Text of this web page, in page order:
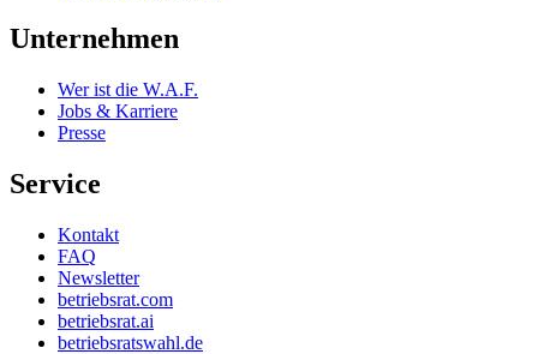
Unternehmen
Wer ist die W.A.F.
Jobs & Karriere
Presse
Service
Kontakt
FAQ
Newsletter
betriebsrat.com
betriebsrat.ai
betriebsratswahl.de